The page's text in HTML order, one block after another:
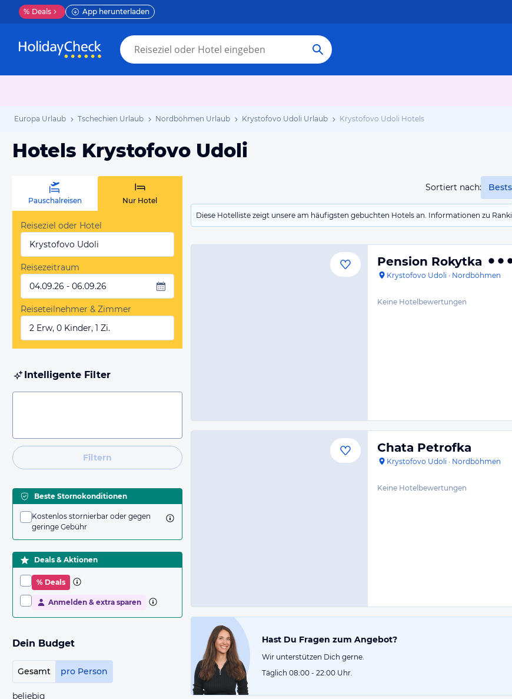
% Deals App herunterladen
Europa Urlaub Tschechien Urlaub Nordböhmen Urlaub Krystofovo Udoli Urlaub Krystofovo Udoli Hotels
Hotels Krystofovo Udoli
Sortiert nach:
Diese Hotelliste zeigt unsere am häufigsten gebuchten Hotels an. Informationen zu
Pauschalreisen Nur Hotel
Reiseziel oder Hotel
Krystofovo Udoli
Reisezeitraum
04.09.26 - 06.09.26
Reiseteilnehmer & Zimmer
2 Erw, 0 Kinder, 1 Zi.
Intelligente Filter
Filtern
Beste Stornokonditionen
Kostenlos stornierbar oder gegen
geringe Gebühr
Deals & Aktionen
% Deals
Anmelden & extra sparen
Dein Budget
Gesamt pro Person
beliebig
Pension Rokytka
Krystofovo Udoli · Nordböhmen
Keine Hotelbewertungen
Chata Petrofka
Krystofovo Udoli · Nordböhmen
Keine Hotelbewertungen
Hast Du Fragen zum Angebot?
Wir unterstützen Dich gerne.
Täglich 08:00 - 22:00 Uhr.